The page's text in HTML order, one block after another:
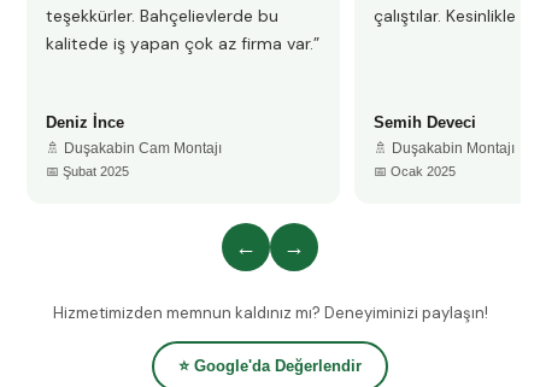
teşekkürler. Bahçelievlerde bu
kalitede iş yapan çok az firma var.”
Deniz İnce
🚿 Duşakabin Cam Montajı
📅 Şubat 2025
çalıştılar. Kesinlikle
Semih Deveci
🚿 Duşakabin Montajı
📅 Ocak 2025
← →
Hizmetimizden memnun kaldınız mı? Deneyiminizi paylaşın!
⭐ Google'da Değerlendir